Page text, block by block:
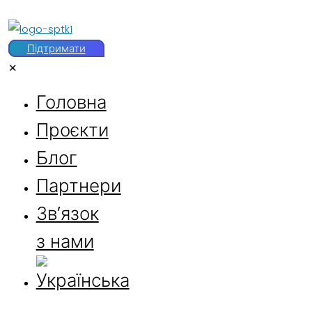
Підтримати
✕
Головна
Проєкти
Блог
Партнери
Звʼязок
з нами